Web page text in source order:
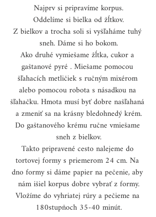
Najprv si pripravíme korpus.
Oddelíme si bielka od žĺtkov.
Z bielkov a trocha soli si vyšľaháme tuhý
sneh. Dáme si ho bokom.
Ako druhé vymiešame žĺtka, cukor a
gaštanové pyré . Miešame pomocou
šľahacích metličiek s ručným mixérom
alebo pomocou robota s násadkou na
šľahačku. Hmota musí byť dobre našľahaná
a zmeniť sa na krásny bledohnedý krém.
Do gaštanového krému ručne vmiešame
sneh z bielkov.
Takto pripravené cesto nalejeme do
tortovej formy s priemerom 24 cm. Na
dno formy si dáme papier na pečenie, aby
nám išiel korpus dobre vybrať z formy.
Vložíme do vyhriatej rúry a pečieme na
180stupňoch 35-40 minút.